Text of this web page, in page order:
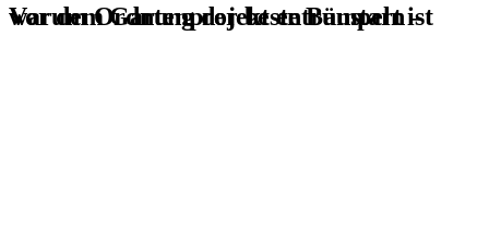
Vor dem Gartenprojekt entrümpeln – warum Ordnung der beste Baustart ist